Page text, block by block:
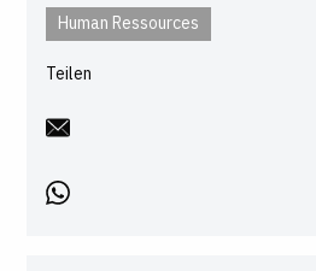
Human Ressources
Teilen